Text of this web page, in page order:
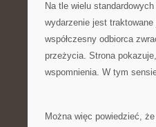
Na tle wielu
wydarzenie jest
współczesny odbiorca
przeżycia. Strona
wspomnienia. W tym
Można więc powiedzieć,